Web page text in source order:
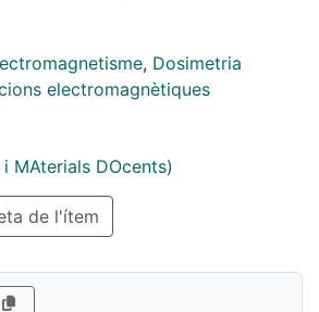
, Dosimetria
electromagnètiques
MAterials DOcents)
de l'ítem